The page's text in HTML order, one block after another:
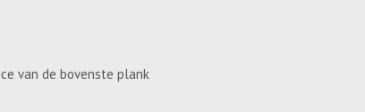
van de bovenste plank